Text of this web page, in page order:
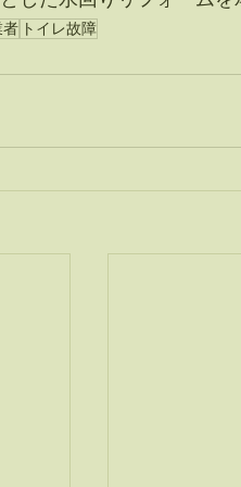
者 トイレ故障